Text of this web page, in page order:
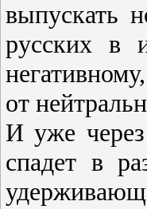
выпускать
русских в
от
И уже
спадет в